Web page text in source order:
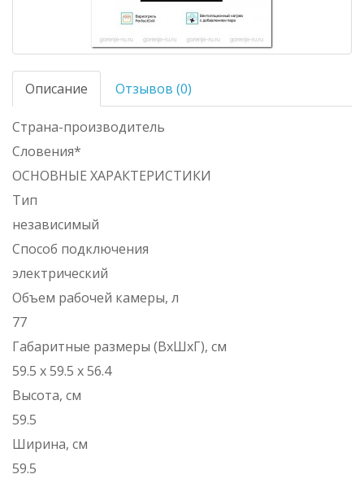
Описание Отзывов (0)
Страна-производитель
Словения*
ОСНОВНЫЕ ХАРАКТЕРИСТИКИ
Тип
независимый
Способ подключения
электрический
Объем рабочей камеры, л
77
Габаритные размеры (ВxШxГ), см
59.5 х 59.5 х 56.4
Высота, см
59.5
Ширина, см
59.5